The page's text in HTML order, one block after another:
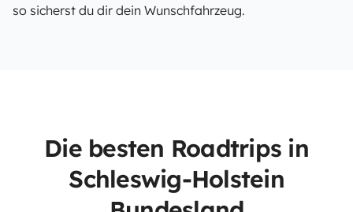
so sicherst du dir dein Wunschfahrzeug.
Die besten Roadtrips in
Schleswig-Holstein